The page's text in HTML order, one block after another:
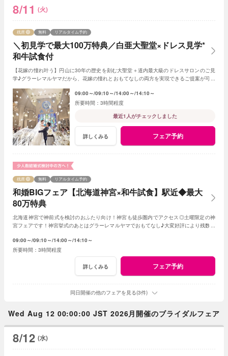
8/11 (火)
＼初見学で最大100万特典／白亜大聖堂×ドレス見学*
和牛試食付
残席 無料 リアルタイム予約
【花嫁の憧れ叶う】円山に30年の歴史を刻む大聖堂＋道内最大級のドレスサロンのご見
学♪グラーレマルヤマだから、花嫁の憧れとおもてなしの両方を実現できるご提案が可能
09:00～ 09:10～ 14:00～ 14:10～
3時間程度
最近1人がチェックしました
詳しくみる フェア予約
和婚BIGフェア【北海道神宮×和牛試食】駅近◆最大
80万特典
残席 無料 リアルタイム予約
北海道神宮で神前式を検討のおふたり向け！神宮も徒歩圏内でアクセス◎土曜限定の神
宮フェアです！神宮挙式のあとはグラーレマルヤマでおもてなし♪大変好評により残数が
09:00～ 09:10～ 14:00～ 14:10～
3時間程度
詳しくみる フェア予約
同日開催の他のフェアを見る(3件)
Wed Aug 12 00:00:00 JST 2026月開催のブライダルフェア
8/12 (水)